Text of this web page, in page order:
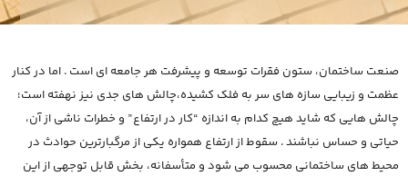
صنعت ساختمان، ستون فقرات توسعه و پیشرفت هر جامعه ای است . اما در کنار
عظمت و زیبایی سازه های سر به فلک کشیده،چالش های جدی نیز نهفته است؛
چالش هایی که شاید هیچ کدام به اندازه “کار در ارتفاع” و خطرات ناشی از آن،
حیاتی و حساس نباشند . سقوط از ارتفاع همواره یکی از مرگبارترین حوادث در
محیط های ساختمانی محسوب می شود و متأسفانه، بخش قابل توجهی از این